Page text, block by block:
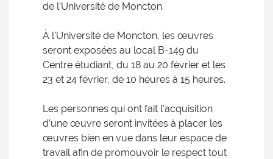
de l’Université de Moncton.
À l’Université de Moncton, les œuvres
seront exposées au local B-149 du
Centre étudiant, du 18 au 20 février et les
23 et 24 février, de 10 heures à 15 heures.
Les personnes qui ont fait l’acquisition
d’une œuvre seront invitées à placer les
œuvres bien en vue dans leur espace de
travail afin de promouvoir le respect tout